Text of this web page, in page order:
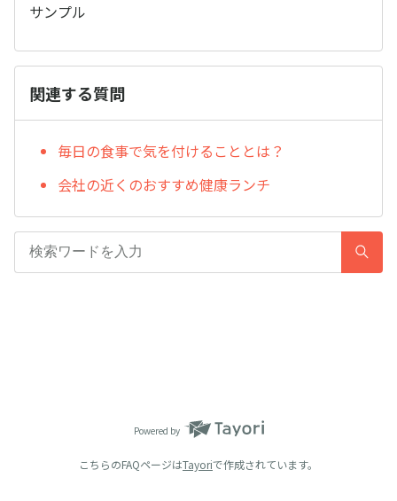
サンプル
関連する質問
毎日の食事で気を付けることとは？
会社の近くのおすすめ健康ランチ
Powered by
こちらのFAQページはTayoriで作成されています。